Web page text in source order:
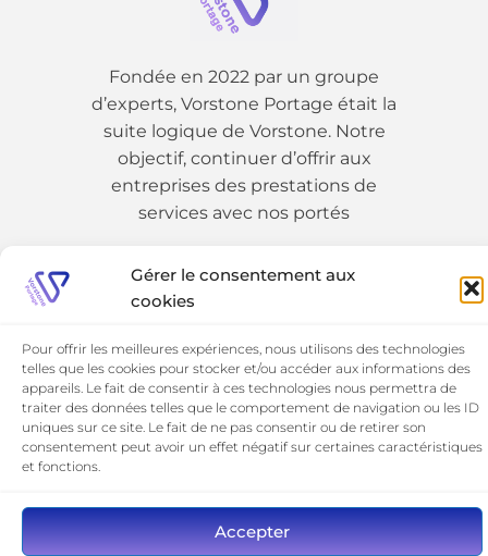
Gérer le consentement aux
cookies
Pour offrir les meilleures expériences, nous utilisons des technologies
telles que les cookies pour stocker et/ou accéder aux informations des
appareils. Le fait de consentir à ces technologies nous permettra de
traiter des données telles que le comportement de navigation ou les ID
uniques sur ce site. Le fait de ne pas consentir ou de retirer son
consentement peut avoir un effet négatif sur certaines caractéristiques
et fonctions.
Accepter
Fondée en 2022 par un groupe
d’experts, Vorstone Portage était la
suite logique de Vorstone. Notre
objectif, continuer d’offrir aux
entreprises des prestations de
services avec nos portés
01 89 19 54 25
Mentions Légales